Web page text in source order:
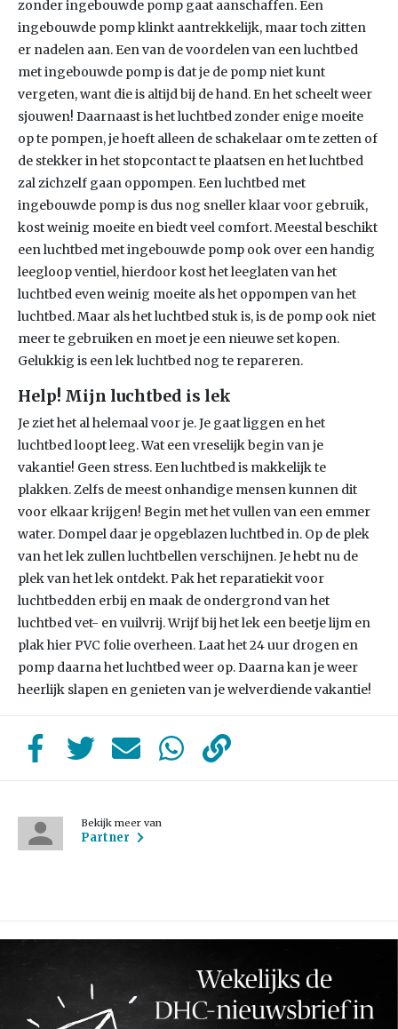
zonder ingebouwde pomp gaat aanschaffen. Een
ingebouwde pomp klinkt aantrekkelijk, maar toch zitten
er nadelen aan. Een van de voordelen van een luchtbed
met ingebouwde pomp is dat je de pomp niet kunt
vergeten, want die is altijd bij de hand. En het scheelt weer
sjouwen! Daarnaast is het luchtbed zonder enige moeite
op te pompen, je hoeft alleen de schakelaar om te zetten of
de stekker in het stopcontact te plaatsen en het luchtbed
zal zichzelf gaan oppompen. Een luchtbed met
ingebouwde pomp is dus nog sneller klaar voor gebruik,
kost weinig moeite en biedt veel comfort. Meestal beschikt
een luchtbed met ingebouwde pomp ook over een handig
leegloop ventiel, hierdoor kost het leeglaten van het
luchtbed even weinig moeite als het oppompen van het
luchtbed. Maar als het luchtbed stuk is, is de pomp ook niet
meer te gebruiken en moet je een nieuwe set kopen.
Gelukkig is een lek luchtbed nog te repareren.
Help! Mijn luchtbed is lek
Je ziet het al helemaal voor je. Je gaat liggen en het
luchtbed loopt leeg. Wat een vreselijk begin van je
vakantie! Geen stress. Een luchtbed is makkelijk te
plakken. Zelfs de meest onhandige mensen kunnen dit
voor elkaar krijgen! Begin met het vullen van een emmer
water. Dompel daar je opgeblazen luchtbed in. Op de plek
van het lek zullen luchtbellen verschijnen. Je hebt nu de
plek van het lek ontdekt. Pak het reparatiekit voor
luchtbedden erbij en maak de ondergrond van het
luchtbed vet- en vuilvrij. Wrijf bij het lek een beetje lijm en
plak hier PVC folie overheen. Laat het 24 uur drogen en
pomp daarna het luchtbed weer op. Daarna kan je weer
heerlijk slapen en genieten van je welverdiende vakantie!
Bekijk meer van
Partner